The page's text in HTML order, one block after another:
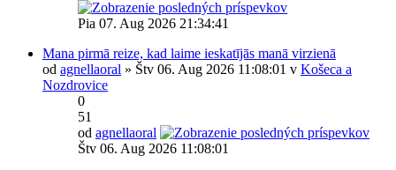
Pia 07. Aug 2026 21:34:41
Mana pirmā reize, kad laime ieskatījās manā virzienā
od agnellaoral » Štv 06. Aug 2026 11:08:01 v Košeca a
Nozdrovice
0
51
od agnellaoral
Štv 06. Aug 2026 11:08:01